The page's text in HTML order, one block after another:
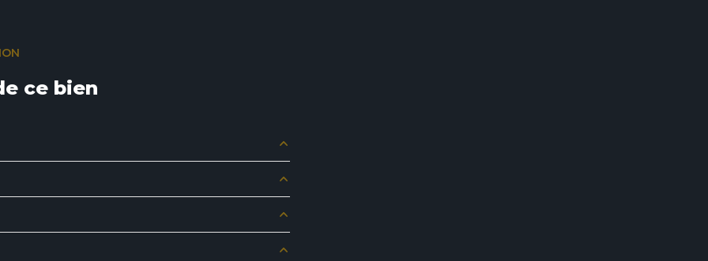
ce bien
m²
m²
m²